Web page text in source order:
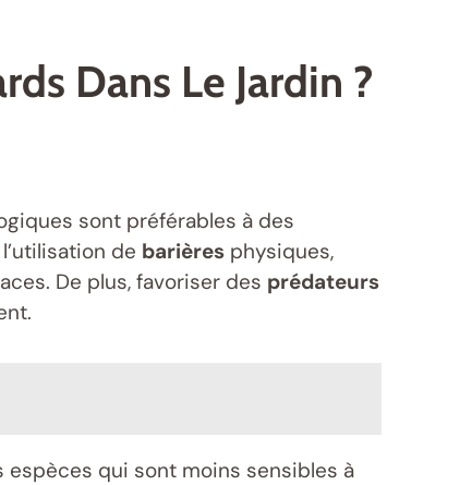
Dans Le Jardin ?
sont préférables à des
de barières physiques,
De plus, favoriser des prédateurs
qui sont moins sensibles à